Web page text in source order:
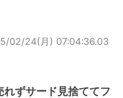
02/24(月) 07:04:36.03
ずサード見捨ててフ